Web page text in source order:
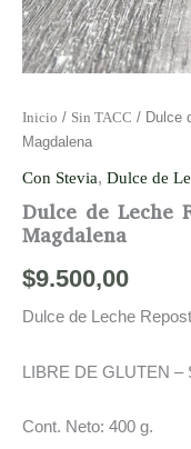
Inicio / Sin TACC / Dulce
Magdalena
Con Stevia, Dulce de
Dulce de Leche
Magdalena
$9.500,00
Dulce de Leche
LIBRE DE GLUTEN –
Cont. Neto: 400 g.